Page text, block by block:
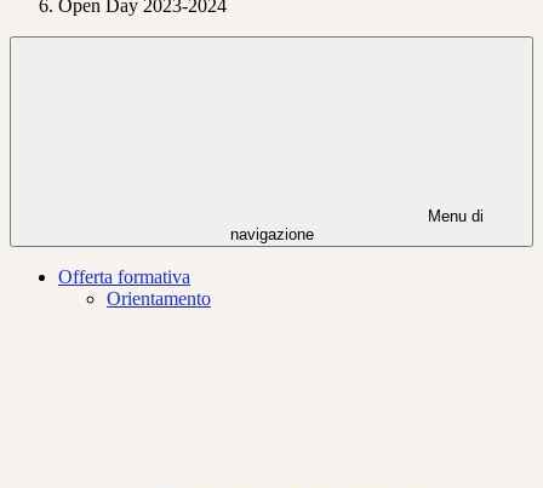
Open Day 2023-2024
Menu di
navigazione
Offerta formativa
Orientamento